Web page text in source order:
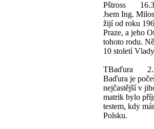
Pštross
Jsem Ing.
žijí od roku
Praze, a jeho
tohoto rodu.
10 století
TBaďura
Baďura je
nejčastější v
matrik bylo
testem, kdy
Polsku.